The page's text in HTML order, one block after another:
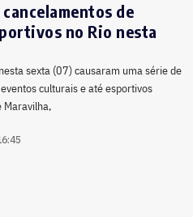
de
no Rio nesta
sexta (07) causaram uma série de
culturais e até esportivos
Maravilha,